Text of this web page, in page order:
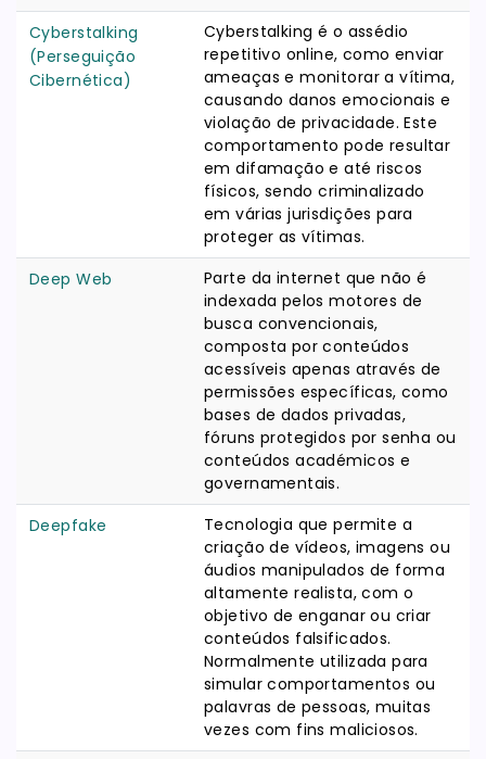
Cyberstalking
(Perseguição
Cibernética)
Cyberstalking é o assédio
repetitivo online, como enviar
ameaças e monitorar a vítima,
causando danos emocionais e
violação de privacidade. Este
comportamento pode resultar
em difamação e até riscos
físicos, sendo criminalizado
em várias jurisdições para
proteger as vítimas.
Deep Web
Parte da internet que não é
indexada pelos motores de
busca convencionais,
composta por conteúdos
acessíveis apenas através de
permissões específicas, como
bases de dados privadas,
fóruns protegidos por senha ou
conteúdos académicos e
governamentais.
Deepfake
Tecnologia que permite a
criação de vídeos, imagens ou
áudios manipulados de forma
altamente realista, com o
objetivo de enganar ou criar
conteúdos falsificados.
Normalmente utilizada para
simular comportamentos ou
palavras de pessoas, muitas
vezes com fins maliciosos.